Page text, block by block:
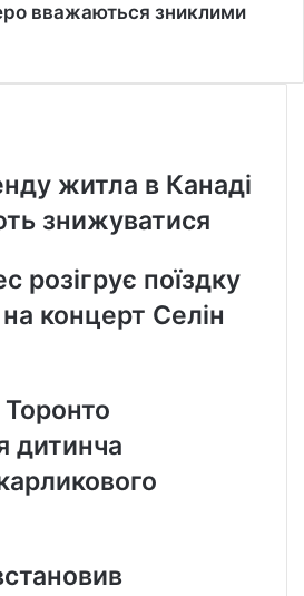
вважаються зниклими
житла в Канаді
знижуватися
розігрує поїздку
концерт Селін
дитинча